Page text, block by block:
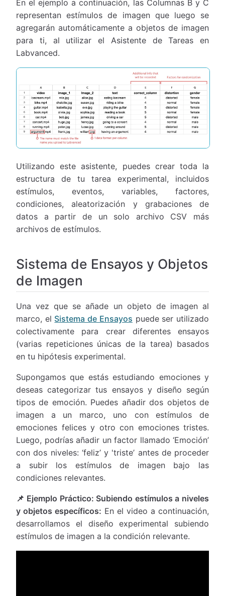
En el ejemplo a continuación, las Columnas B y C
representan estímulos de imagen que luego se
agregarán automáticamente a objetos de imagen
para ti, al utilizar el Asistente de Tareas en
Labvanced.
Utilizando este asistente, puedes crear toda la
estructura de tu tarea experimental, incluidos
estímulos, eventos, variables, factores,
condiciones, aleatorización y grabaciones de
datos a partir de un solo archivo CSV más
archivos de estímulos.
Sistema de Ensayos y Objetos
de Imagen
Una vez que se añade un objeto de imagen al
marco, el Sistema de Ensayos puede ser utilizado
colectivamente para crear diferentes ensayos
(varias repeticiones únicas de la tarea) basados
en tu hipótesis experimental.
Supongamos que estás estudiando emociones y
deseas categorizar tus ensayos y diseño según
tipos de emoción. Puedes añadir dos objetos de
imagen a un marco, uno con estímulos de
emociones felices y otro con emociones tristes.
Luego, podrías añadir un factor llamado ‘Emoción’
con dos niveles: ‘feliz’ y 'triste’ antes de proceder
a subir los estímulos de imagen bajo las
condiciones relevantes.
📌 Ejemplo Práctico: Subiendo estímulos a niveles
y objetos específicos: En el video a continuación,
desarrollamos el diseño experimental subiendo
estímulos de imagen a la condición relevante.